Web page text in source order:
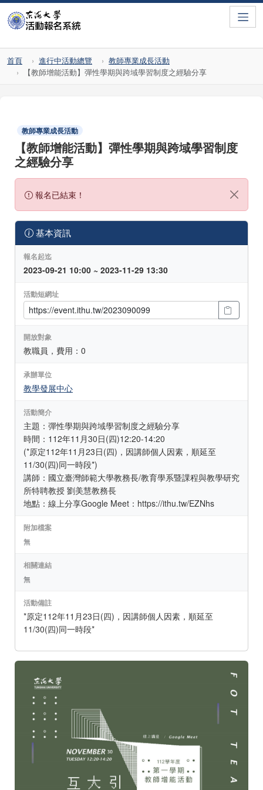
首頁 進行中活動總覽
教師專業成長活動
【教師增能活動】彈性學期與跨域學習制度之經驗分享
教師專業成長活動
【教師增能活動】彈性學期與跨域學習制度
之經驗分享
報名已結束！
基本資訊
報名起迄
2023-09-21 10:00 ~ 2023-11-29 13:30
活動短網址
開放對象
教職員，費用：0
承辦單位
教學發展中心
活動簡介
主題：彈性學期與跨域學習制度之經驗分享
時間：112年11月30日(四)12:20-14:20
(*原定112年11月23日(四)，因講師個人因素，順延至
11/30(四)同一時段*)
講師：國立臺灣師範大學教務長/教育學系暨課程與教學研究
所特聘教授 劉美慧教務長
地點：線上分享Google Meet：https://ithu.tw/EZNhs
附加檔案
無
相關連結
無
活動備註
*原定112年11月23日(四)，因講師個人因素，順延至
11/30(四)同一時段*